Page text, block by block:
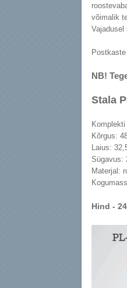
võimalik
NB!
Stala
Kõrgus:
Laius:
Sügavus:
Materjal:
Hind -